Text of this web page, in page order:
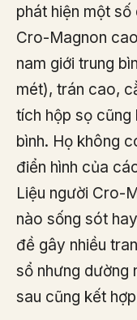
phát hiện một
Cro-Magnon
nam giới trung
mét), trán cao,
tích hộp sọ cũng
bình. Họ không
điển hình của
Liệu người Cro-
nào sống sót
đề gây nhiều
sổ nhưng dường
sau cũng kết